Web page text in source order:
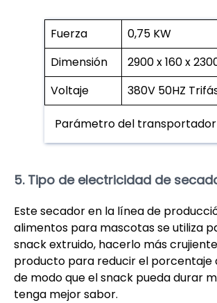
Fuerza
0,75 KW
Dimensión
2900 x 160 x
Voltaje
380V 50HZ
Parámetro del
5. Tipo de electricidad de
Este secador en la línea de
alimentos para mascotas se utiliza
snack extruido, hacerlo más
producto para reducir el porcentaje
de modo que el snack pueda durar
tenga mejor sabor.